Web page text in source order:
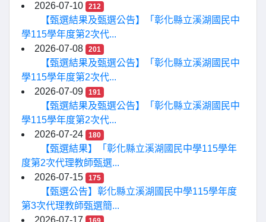
2026-07-10
212
【甄選結果及甄選公告】「彰化縣立溪湖國民中
學115學年度第2次代...
2026-07-08
201
【甄選結果及甄選公告】「彰化縣立溪湖國民中
學115學年度第2次代...
2026-07-09
191
【甄選結果及甄選公告】「彰化縣立溪湖國民中
學115學年度第2次代...
2026-07-24
180
【甄選結果】「彰化縣立溪湖國民中學115學年
度第2次代理教師甄選...
2026-07-15
175
【甄選公告】彰化縣立溪湖國民中學115學年度
第3次代理教師甄選簡...
2026-07-17